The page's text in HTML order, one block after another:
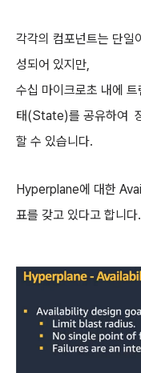
각각의 컴포넌트는 단
성되어 있지만,
수십 마이크로초 내에
태(State)를 공유하여
할 수 있습니다.
Hyperplane에 대한
표를 갖고 있다고 합니다.